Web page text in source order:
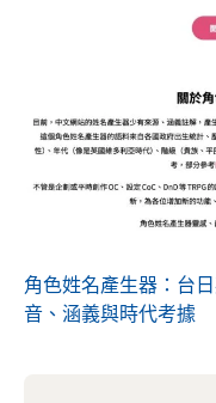
角色姓名產生器：台
音、涵義與時代考據